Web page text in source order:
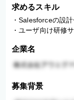
求めるスキル
・Salesforceの設
・ユーザ向け研修
企業名
募集背景